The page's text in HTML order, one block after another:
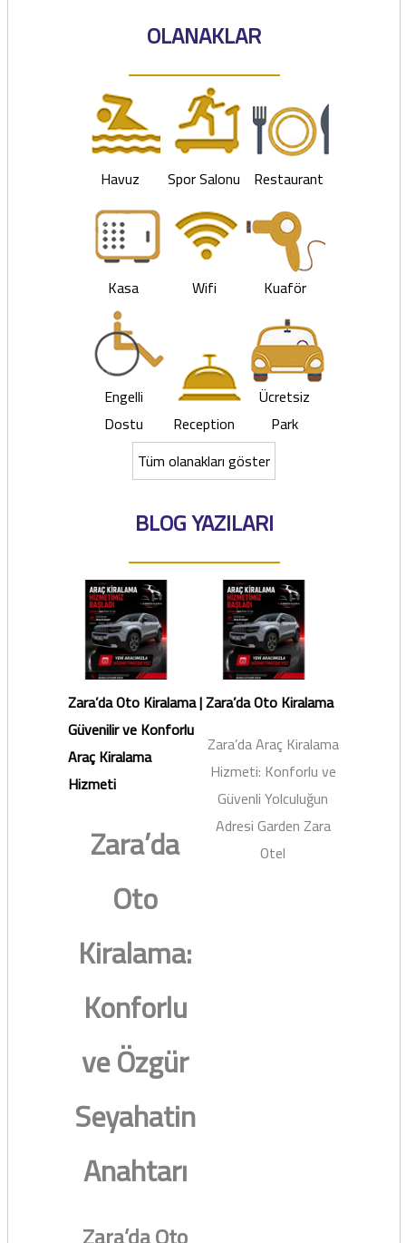
OLANAKLAR
Havuz Spor Salonu Restaurant
Kasa Wifi Kuaför
Engelli
Dostu
Reception
Ücretsiz
Park
Tüm olanakları göster
BLOG YAZILARI
Zara’da Oto Kiralama |
Güvenilir ve Konforlu
Araç Kiralama
Hizmeti
Zara’da
Oto
Kiralama:
Konforlu
ve Özgür
Seyahatin
Anahtarı
Zara’da Oto Kiralama
Zara’da Araç Kiralama
Hizmeti: Konforlu ve
Güvenli Yolculuğun
Adresi Garden Zara
Otel